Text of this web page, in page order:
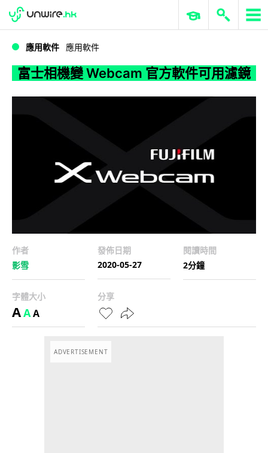
富士相機變 Webcam 官方軟件可用濾鏡
WWDC 2026 ERP 與商業 AI
應用軟件 應用軟件
富士相機變 Webcam 官方軟件可用濾鏡
作者
影雪
發佈日期
2020-05-27
閱讀時間
2分鐘
字體大小
AAA
分享
ADVERTISEMENT